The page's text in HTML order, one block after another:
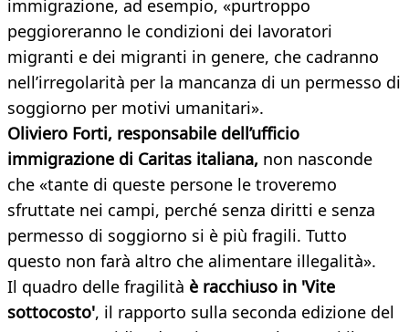
immigrazione, ad esempio, «purtroppo
peggioreranno le condizioni dei lavoratori
migranti e dei migranti in genere, che cadranno
nell’irregolarità per la mancanza di un permesso di
soggiorno per motivi umanitari».
Oliviero Forti, responsabile dell’ufficio
immigrazione di Caritas italiana, non nasconde
che «tante di queste persone le troveremo
sfruttate nei campi, perché senza diritti e senza
permesso di soggiorno si è più fragili. Tutto
questo non farà altro che alimentare illegalità».
Il quadro delle fragilità è racchiuso in 'Vite
sottocosto', il rapporto sulla seconda edizione del